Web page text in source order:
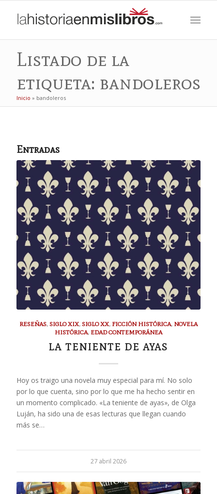
Listado de la
etiqueta: bandoleros
Inicio » bandoleros
Entradas
RESEÑAS, SIGLO XIX, SIGLO XX, FICCIÓN HISTÓRICA, NOVELA
HISTÓRICA, EDAD CONTEMPORÁNEA
LA TENIENTE DE AYAS
Hoy os traigo una novela muy especial para mí. No solo
por lo que cuenta, sino por lo que me ha hecho sentir en
un momento complicado. «La teniente de ayas», de Olga
Luján, ha sido una de esas lecturas que llegan cuando
más se…
27 abril 2026